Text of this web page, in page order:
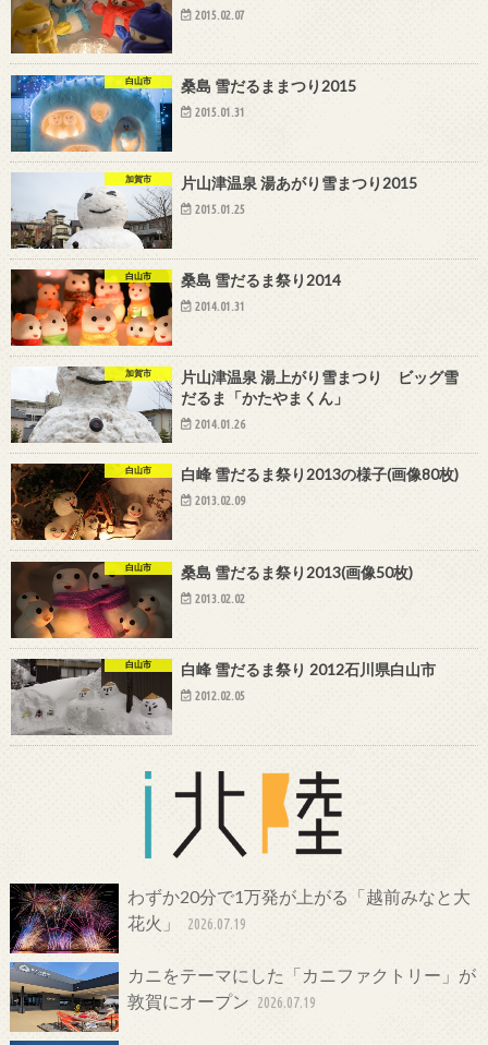
2015.02.07
白山市 桑島 雪だるままつり2015
2015.01.31
加賀市 片山津温泉 湯あがり雪まつり2015
2015.01.25
白山市 桑島 雪だるま祭り2014
2014.01.31
加賀市
片山津温泉 湯上がり雪まつり ビッグ雪
だるま「かたやまくん」
2014.01.26
白山市 白峰 雪だるま祭り2013の様子(画像80枚)
2013.02.09
白山市 桑島 雪だるま祭り2013(画像50枚)
2013.02.02
白山市 白峰 雪だるま祭り 2012石川県白山市
2012.02.05
わずか20分で1万発が上がる「越前みなと大
花火」
2026.07.19
カニをテーマにした「カニファクトリー」が
敦賀にオープン 2026.07.19